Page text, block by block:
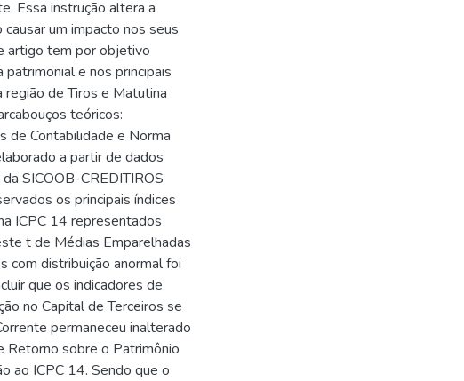
Essa instrução altera a
um impacto nos seus
artigo tem por objetivo
e nos principais
região de Tiros e Matutina
teóricos:
de Contabilidade e Norma
a partir de dados
SICOOB-CREDITIROS
os principais índices
ICPC 14 representados
t de Médias Emparelhadas
com distribuição anormal foi
que os indicadores de
no Capital de Terceiros se
permaneceu inalterado
Retorno sobre o Patrimônio
ao ICPC 14. Sendo que o